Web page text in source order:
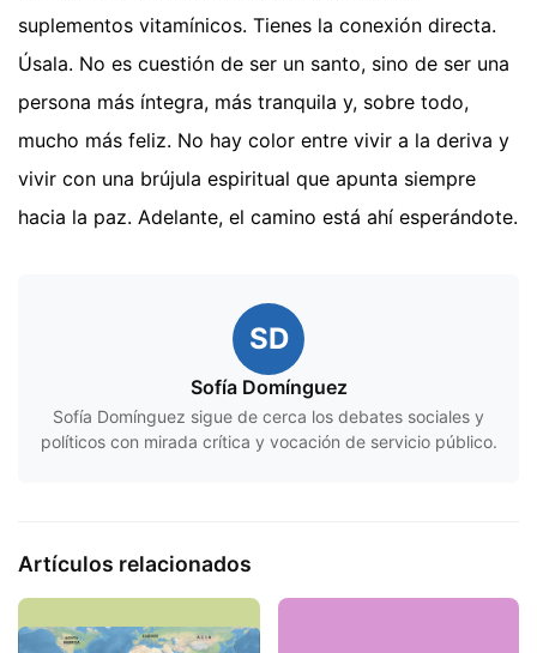
suplementos vitamínicos. Tienes la conexión directa.
Úsala. No es cuestión de ser un santo, sino de ser una
persona más íntegra, más tranquila y, sobre todo,
mucho más feliz. No hay color entre vivir a la deriva y
vivir con una brújula espiritual que apunta siempre
hacia la paz. Adelante, el camino está ahí esperándote.
SD
Sofía Domínguez
Sofía Domínguez sigue de cerca los debates sociales y
políticos con mirada crítica y vocación de servicio público.
Artículos relacionados